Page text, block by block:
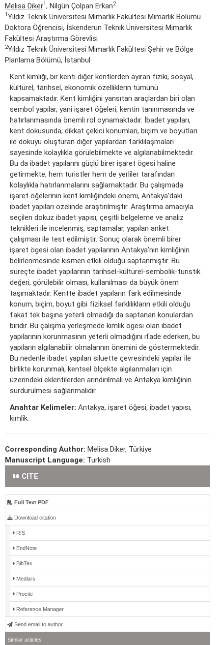
Melisa Diker1 , Nilgün Çolpan Erkan2
1 Yıldız Teknik Üniversitesi Mimarlık Fakültesi Mimarlık Bölümü
Doktora Öğrencisi, İskenderun Teknik Üniversitesi Mimarlık
Fakültesi Araştırma Görevlisi
2Yıldız Teknik Üniversitesi Mimarlık Fakültesi Şehir ve Bölge
Planlama Bölümü, İstanbul
Kent kimliği, bir kenti diğer kentlerden ayıran fiziki, sosyal,
kültürel, tarihsel, ekonomik özelliklerin tümünü
kapsamaktadır. Kent kimliğini yansıtan araçlardan biri olan
sembol yapılar, yani işaret öğeleri, kentin tanınmasında ve
hatırlanmasında önemli rol oynamaktadır. İbadet yapıları,
kent dokusunda; dikkat çekici konumları, biçim ve boyutları
ile dokuyu oluşturan diğer yapılardan farklılaşmaları
sayesinde kolaylıkla görülebilmekte ve algılanabilmektedir.
Bu da ibadet yapılarını güçlü birer işaret ögesi haline
getirmekte, hem turistler hem de yerliler tarafından
kolaylıkla hatırlanmalarını sağlamaktadır. Bu çalışmada
işaret öğelerinin kent kimliğindeki önemi, Antakya’daki
ibadet yapıları özelinde araştırılmıştır. Araştırma amacıyla
seçilen dokuz ibadet yapısı, çeşitli belgeleme ve analiz
teknikleri ile incelenmiş, saptamalar, yapılan anket
çalışması ile test edilmiştir. Sonuç olarak önemli birer
işaret ögesi olan ibadet yapılarının Antakya’nın kimliğinin
belirlenmesinde kısmen etkili olduğu saptanmıştır. Bu
süreçte ibadet yapılarının tarihsel-kültürel-sembolik-turistik
değeri, görülebilir olması, kullanılması da büyük önem
taşımaktadır. Kentte ibadet yapıların fark edilmesinde
konum, biçim, boyut gibi fiziksel farklılıkların etkili olduğu
fakat tek başına yeterli olmadığı da saptanan konulardan
biridir. Bu çalışma yerleşmede kimlik ögesi olan ibadet
yapılarının korunmasının yeterli olmadığını ifade ederken, bu
yapıların algılanabilir olmalarının önemini de göstermektedir.
Bu nedenle ibadet yapıları siluette çevresindeki yapılar ile
birlikte korunmalı, kentsel ölçekte algılanmaları için
üzerindeki eklentilerden arındırılmalı ve Antakya kimliğinin
sürdürülmesi sağlanmalıdır.
Anahtar Kelimeler: Antakya, işaret öğesi, ibadet yapısı,
kimlik.
Corresponding Author: Melisa Diker, Türkiye
Manuscript Language: Turkish
CITE
Full Text PDF
Download citation
RIS
EndNote
BibTex
Medlars
Procite
Reference Manager
Send email to author
Similar articles